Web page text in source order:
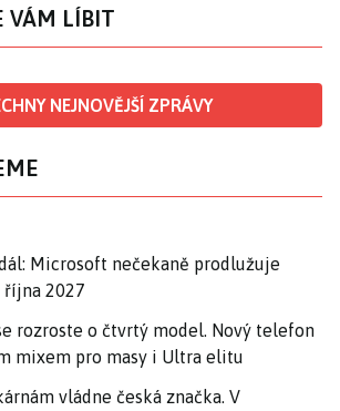
VÁM LÍBIT
NEJNOVĚJŠÍ ZPRÁVY
Microsoft nečekaně prodlužuje
října 2027
rozroste o čtvrtý model. Nový telefon
mixem pro masy i Ultra elitu
vládne česká značka. V